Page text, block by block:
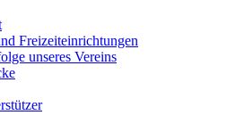
Freizeiteinrichtungen
unseres Vereins